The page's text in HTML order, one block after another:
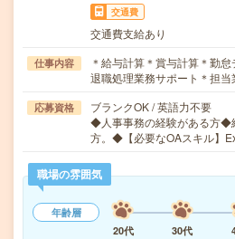
交通費
交通費支給あり
仕事内容
＊給与計算＊賞与計算＊勤
退職処理業務サポート＊担
応募資格
ブランクOK / 英語力不要
◆人事事務の経験がある方◆
方。◆【必要なOAスキル】
職場の雰囲気
年齢層
20代
30代